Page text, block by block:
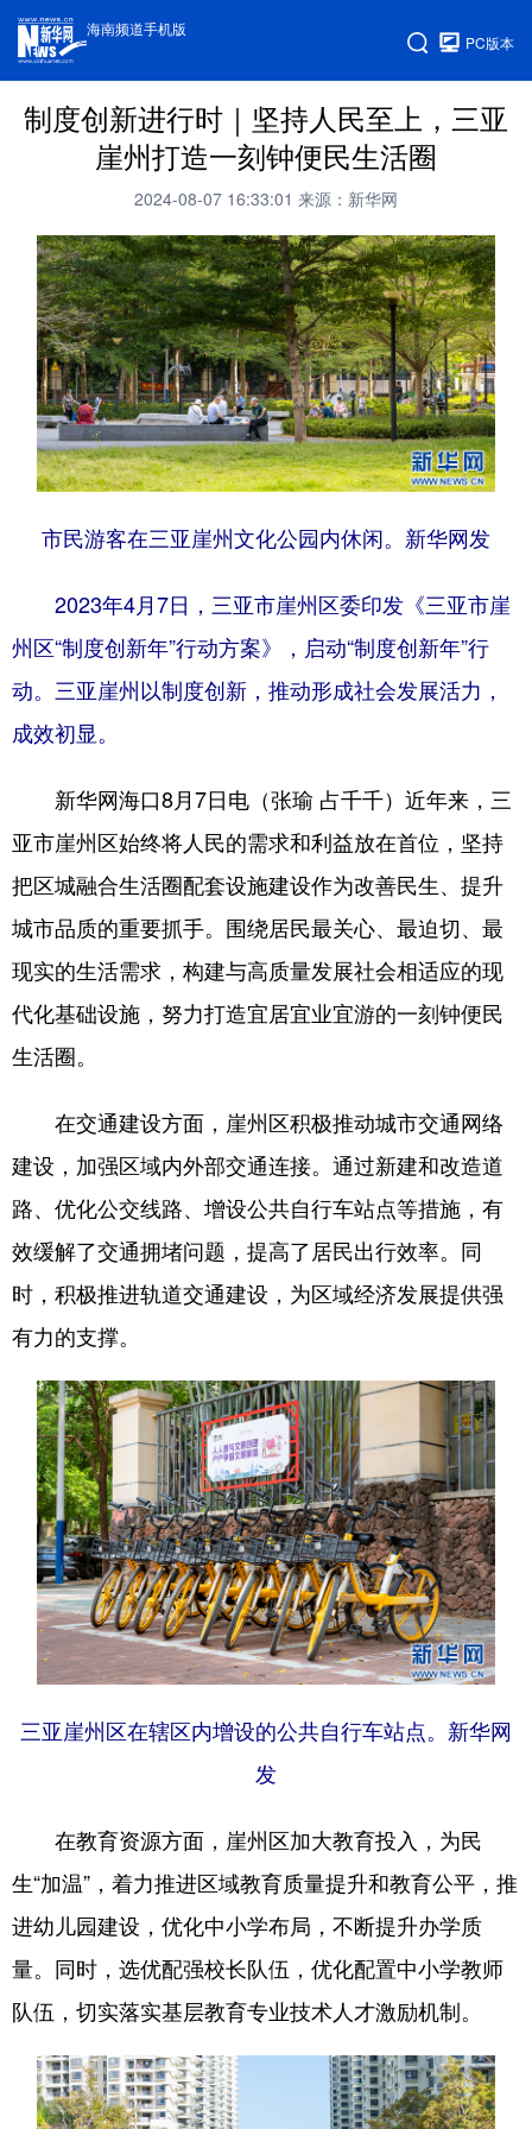
海南频道手机版
PC版本
制度创新进行时｜坚持人民至上，三亚
崖州打造一刻钟便民生活圈
2024-08-07 16:33:01 来源：新华网
市民游客在三亚崖州文化公园内休闲。新华网发
2023年4月7日，三亚市崖州区委印发《三亚市崖
州区“制度创新年”行动方案》，启动“制度创新年”行
动。三亚崖州以制度创新，推动形成社会发展活力，
成效初显。
新华网海口8月7日电（张瑜 占千千）近年来，三
亚市崖州区始终将人民的需求和利益放在首位，坚持
把区城融合生活圈配套设施建设作为改善民生、提升
城市品质的重要抓手。围绕居民最关心、最迫切、最
现实的生活需求，构建与高质量发展社会相适应的现
代化基础设施，努力打造宜居宜业宜游的一刻钟便民
生活圈。
在交通建设方面，崖州区积极推动城市交通网络
建设，加强区域内外部交通连接。通过新建和改造道
路、优化公交线路、增设公共自行车站点等措施，有
效缓解了交通拥堵问题，提高了居民出行效率。同
时，积极推进轨道交通建设，为区域经济发展提供强
有力的支撑。
三亚崖州区在辖区内增设的公共自行车站点。新华网
发
在教育资源方面，崖州区加大教育投入，为民
生“加温”，着力推进区域教育质量提升和教育公平，推
进幼儿园建设，优化中小学布局，不断提升办学质
量。同时，选优配强校长队伍，优化配置中小学教师
队伍，切实落实基层教育专业技术人才激励机制。